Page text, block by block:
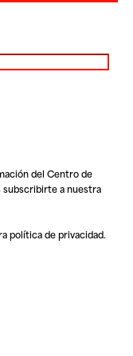
del Centro de
subscribirte a nuestra
política de privacidad.